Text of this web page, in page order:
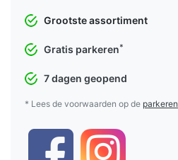
Grootste assortiment
Gratis parkeren*
7 dagen geopend
* Lees de voorwaarden op de parkeren